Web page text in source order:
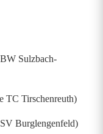
Sulzbach-
TC Tirschenreuth)
Burglengenfeld)